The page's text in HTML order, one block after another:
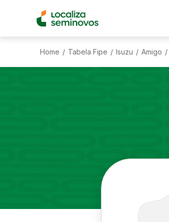
Home / Tabela Fipe / Isuzu / Amigo /